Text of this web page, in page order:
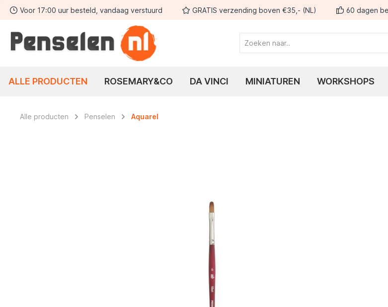
Ga naar de hoofdnavigatie
Voor 17:00 uur besteld, vandaag verstuurd GRATIS verzending boven €35,- (NL) 60 dagen
ALLE PRODUCTEN ROSEMARY&CO DA VINCI MINIATUREN WORKSHOPS
Alle producten Penselen Aquarel